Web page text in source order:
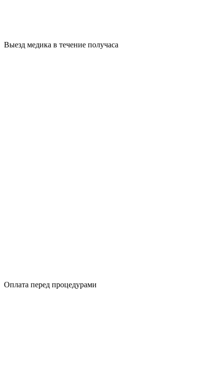
Выезд медика в течение получаса
Оплата перед процедурами